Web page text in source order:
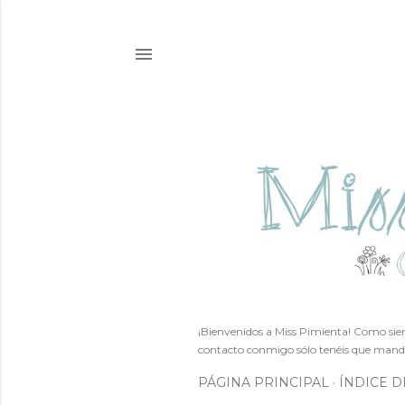
¡Bienvenidos a Miss Pimienta! Como
contacto conmigo sólo tenéis que
PÁGINA PRINCIPAL ÍNDICE